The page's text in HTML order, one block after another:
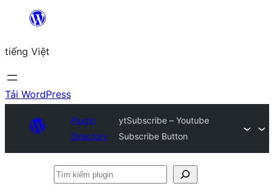
Chuyển
phần
nội
dung
tiếng Việt
Tải WordPress
Plugin
Directory
ytSubscribe – Youtube
Subscribe Button
Tìm